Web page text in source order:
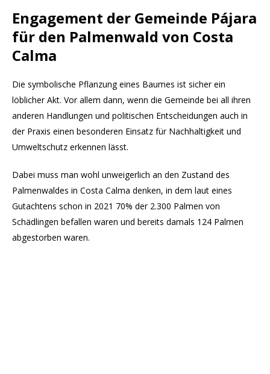
Engagement der Gemeinde Pájara
für den Palmenwald von Costa
Calma
Die symbolische Pflanzung eines Baumes ist sicher ein
löblicher Akt. Vor allem dann, wenn die Gemeinde bei all ihren
anderen Handlungen und politischen Entscheidungen auch in
der Praxis einen besonderen Einsatz für Nachhaltigkeit und
Umweltschutz erkennen lässt.
Dabei muss man wohl unweigerlich an den Zustand des
Palmenwaldes in Costa Calma denken, in dem laut eines
Gutachtens schon in 2021 70% der 2.300 Palmen von
Schädlingen befallen waren und bereits damals 124 Palmen
abgestorben waren.